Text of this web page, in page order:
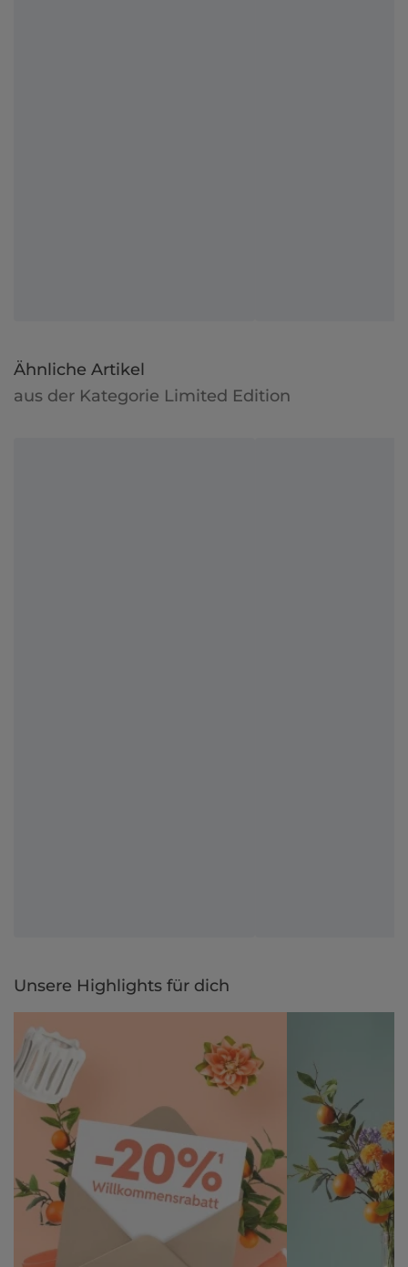
Ähnliche Artikel
aus der Kategorie Limited Edition
Unsere Highlights für dich